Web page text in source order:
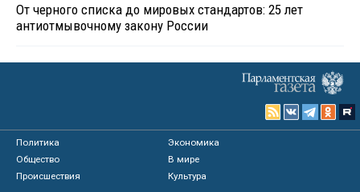
От черного списка до мировых стандартов: 25 лет
антиотмывочному закону России
Политика
Экономика
Общество
В мире
Происшествия
Культура